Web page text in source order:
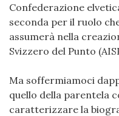
Confederazione
seconda per il ruolo
assumerà nella
Svizzero del Punto
Ma soffermiamoci
quello della parentela
caratterizzare la